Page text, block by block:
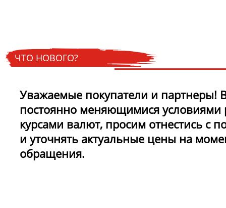
ЧТО НОВОГО?
Уважаемые покупатели и партнеры!
постоянно меняющимися условиями
курсами валют, просим отнестись с
и уточнять актуальные цены на
обращения.